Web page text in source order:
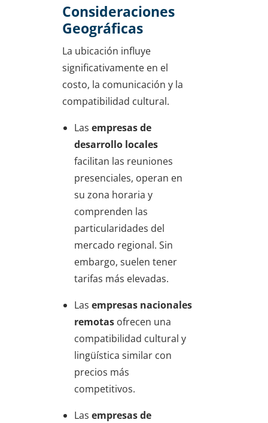
Consideraciones
Geográficas
La ubicación influye
significativamente en el
costo, la comunicación y la
compatibilidad cultural.
Las empresas de
desarrollo locales
facilitan las reuniones
presenciales, operan en
su zona horaria y
comprenden las
particularidades del
mercado regional. Sin
embargo, suelen tener
tarifas más elevadas.
Las empresas nacionales
remotas ofrecen una
compatibilidad cultural y
lingüística similar con
precios más
competitivos.
Las empresas de